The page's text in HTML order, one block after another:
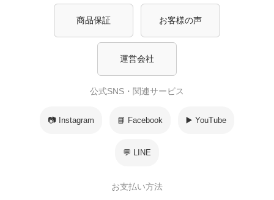
商品保証 お客様の声
運営会社
公式SNS・関連サービス
📷 Instagram 📘 Facebook ▶️ YouTube
💬 LINE
お支払い方法